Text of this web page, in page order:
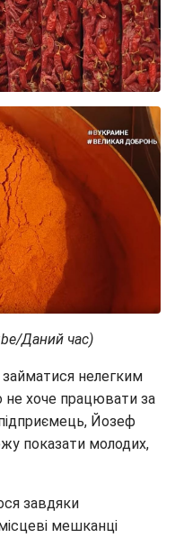
Даний час)
займатися нелегким
не хоче працювати за
Йозеф
показати молодих,
завдяки
мешканці